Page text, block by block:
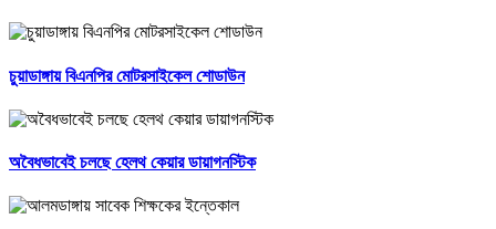
চুয়াডাঙ্গায় বিএনপির মোটরসাইকেল শোডাউন
অবৈধভাবেই চলছে হেলথ কেয়ার ডায়াগনস্টিক